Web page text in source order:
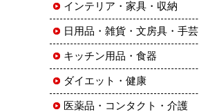
インテリア・家具・収納
日用品・雑貨・文房具・手芸
キッチン用品・食器
ダイエット・健康
医薬品・コンタクト・介護